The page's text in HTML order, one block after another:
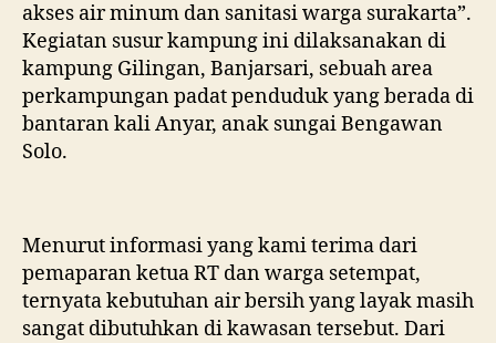
akses air minum dan sanitasi warga surakarta”.
Kegiatan susur kampung ini dilaksanakan di
kampung Gilingan, Banjarsari, sebuah area
perkampungan padat penduduk yang berada di
bantaran kali Anyar, anak sungai Bengawan
Solo.
Menurut informasi yang kami terima dari
pemaparan ketua RT dan warga setempat,
ternyata kebutuhan air bersih yang layak masih
sangat dibutuhkan di kawasan tersebut. Dari